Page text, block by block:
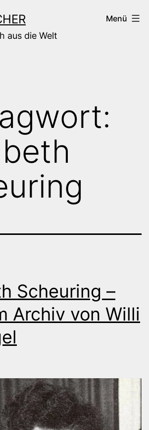
aus die Welt
Menü
Scheuring –
Archiv von Willi